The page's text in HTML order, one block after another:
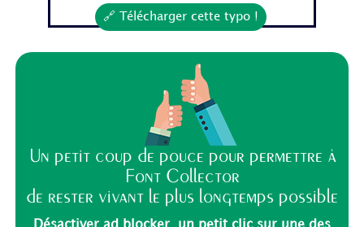
🔗 Télécharger cette typo !
Un petit coup de pouce pour permettre à
Font Collector
de rester vivant le plus longtemps possible